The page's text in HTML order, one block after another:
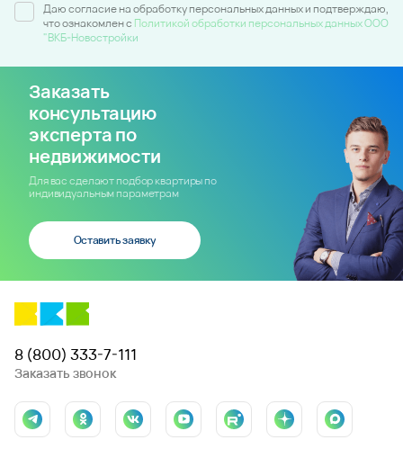
Даю согласие на обработку персональных данных и подтверждаю,
что ознакомлен c Политикой обработки персональных данных ООО
"ВКБ-Новостройки
Заказать
консультацию
эксперта по
недвижимости
Для вас сделают подбор квартиры по
индивидуальным параметрам
Оставить заявку
8 (800) 333-7-111
Заказать звонок